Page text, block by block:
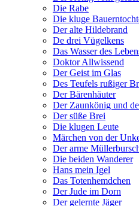
Die Rabe
Die kluge
Der alte Hildebrand
De drei Vügelkens
Das Wasser des
Doktor Allwissend
Der Geist im Glas
Des Teufels rußiger
Der Bärenhäuter
Der Zaunkönig und
Der süße Brei
Die klugen Leute
Märchen von der
Der arme
Die beiden Wanderer
Hans mein Igel
Das Totenhemdchen
Der Jude im Dorn
Der gelernte Jäger